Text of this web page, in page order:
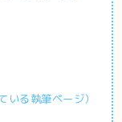
る執筆ページ）